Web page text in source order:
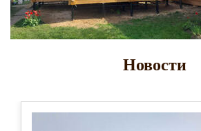
Новости